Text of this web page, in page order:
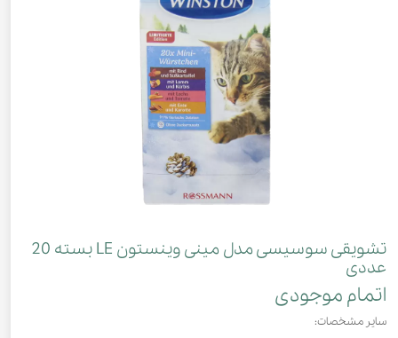
تشویقی سوسیسی مدل مینی وینستون LE بسته 20
عددی
اتمام موجودی
سایر مشخصات: